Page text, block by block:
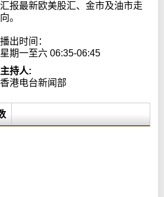
汇报最新欧美股汇、金市及油市走
向。
播出时间：
星期一至六 06:35-06:45
主持人:
香港电台新闻部